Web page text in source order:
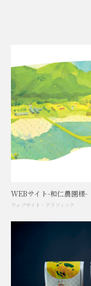
WEBサイト-和仁農園様-
ウェブサイト ・ グラフィック